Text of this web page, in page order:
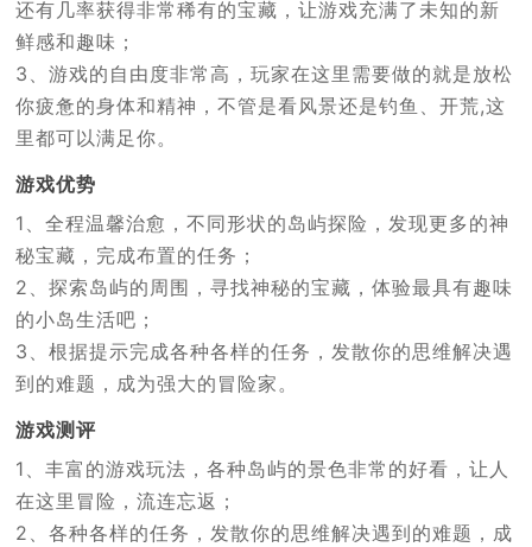
还有几率获得非常稀有的宝藏，让游戏充满了未知的新
鲜感和趣味；
3、游戏的自由度非常高，玩家在这里需要做的就是放松
你疲惫的身体和精神，不管是看风景还是钓鱼、开荒,这
里都可以满足你。
游戏优势
1、全程温馨治愈，不同形状的岛屿探险，发现更多的神
秘宝藏，完成布置的任务；
2、探索岛屿的周围，寻找神秘的宝藏，体验最具有趣味
的小岛生活吧；
3、根据提示完成各种各样的任务，发散你的思维解决遇
到的难题，成为强大的冒险家。
游戏测评
1、丰富的游戏玩法，各种岛屿的景色非常的好看，让人
在这里冒险，流连忘返；
2、各种各样的任务，发散你的思维解决遇到的难题，成